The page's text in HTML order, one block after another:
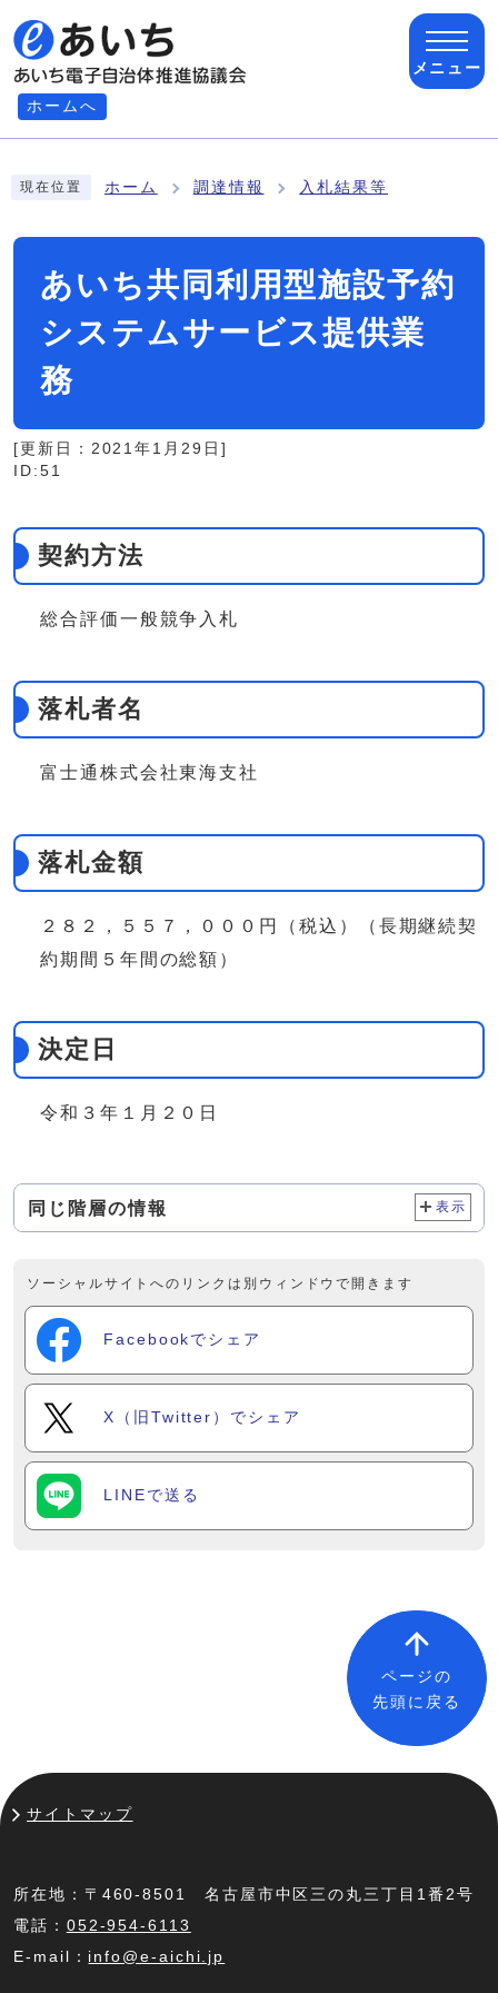
ホームへ
メニュー
現在位置 ホーム 調達情報 入札結果等
あいち共同利用型施設予約
システムサービス提供業
務
[更新日： 2021年1月29日 ]
ID:51
契約方法
総合評価一般競争入札
落札者名
富士通株式会社東海支社
落札金額
２８２，５５７，０００円（税込）（長期継続契
約期間５年間の総額）
決定日
令和３年１月２０日
同じ階層の情報 表示
ソーシャルサイトへのリンクは別ウィンドウで開きます
Facebookでシェア
X（旧Twitter）でシェア
LINEで送る
ページの
先頭に戻る
サイトマップ
所在地：〒460-8501 名古屋市中区三の丸三丁目1番2号
電話： 052-954-6113
E-mail： info@e-aichi.jp